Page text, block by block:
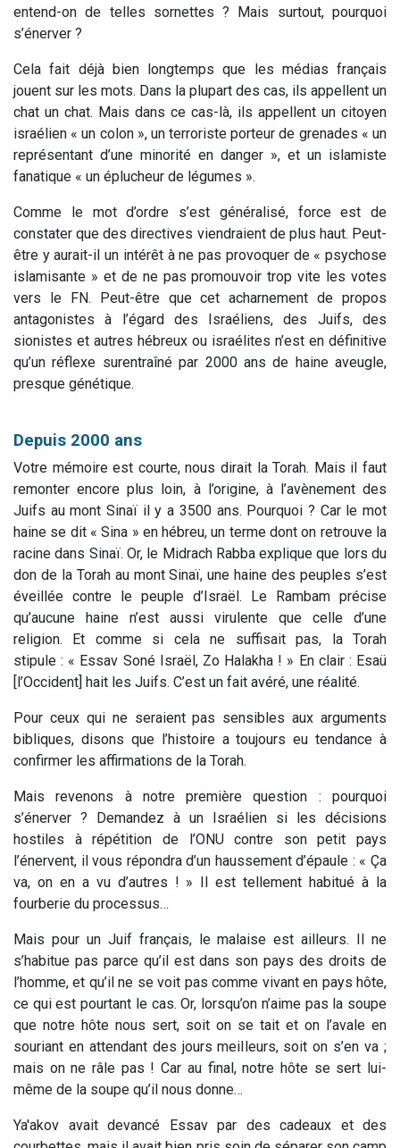
entend-on de telles sornettes ? Mais surtout, pourquoi
s’énerver ?
Cela fait déjà bien longtemps que les médias français
jouent sur les mots. Dans la plupart des cas, ils appellent un
chat un chat. Mais dans ce cas-là, ils appellent un citoyen
israélien « un colon », un terroriste porteur de grenades « un
représentant d’une minorité en danger », et un islamiste
fanatique « un éplucheur de légumes ».
Comme le mot d’ordre s’est généralisé, force est de
constater que des directives viendraient de plus haut. Peut-
être y aurait-il un intérêt à ne pas provoquer de « psychose
islamisante » et de ne pas promouvoir trop vite les votes
vers le FN. Peut-être que cet acharnement de propos
antagonistes à l’égard des Israéliens, des Juifs, des
sionistes et autres hébreux ou israélites n’est en définitive
qu’un réflexe surentraîné par 2000 ans de haine aveugle,
presque génétique.
Depuis 2000 ans
Votre mémoire est courte, nous dirait la Torah. Mais il faut
remonter encore plus loin, à l’origine, à l’avènement des
Juifs au mont Sinaï il y a 3500 ans. Pourquoi ? Car le mot
haine se dit « Sina » en hébreu, un terme dont on retrouve la
racine dans Sinaï. Or, le Midrach Rabba explique que lors du
don de la Torah au mont Sinaï, une haine des peuples s’est
éveillée contre le peuple d’Israël. Le Rambam précise
qu’aucune haine n’est aussi virulente que celle d’une
religion. Et comme si cela ne suffisait pas, la Torah
stipule : « Essav Soné Israël, Zo Halakha ! » En clair : Esaü
[l’Occident] hait les Juifs. C’est un fait avéré, une réalité.
Pour ceux qui ne seraient pas sensibles aux arguments
bibliques, disons que l’histoire a toujours eu tendance à
confirmer les affirmations de la Torah.
Mais revenons à notre première question : pourquoi
s’énerver ? Demandez à un Israélien si les décisions
hostiles à répétition de l’ONU contre son petit pays
l’énervent, il vous répondra d’un haussement d’épaule : « Ça
va, on en a vu d’autres ! » Il est tellement habitué à la
fourberie du processus…
Mais pour un Juif français, le malaise est ailleurs. Il ne
s’habitue pas parce qu’il est dans son pays des droits de
l’homme, et qu’il ne se voit pas comme vivant en pays hôte,
ce qui est pourtant le cas. Or, lorsqu’on n’aime pas la soupe
que notre hôte nous sert, soit on se tait et on l’avale en
souriant en attendant des jours meilleurs, soit on s’en va ;
mais on ne râle pas ! Car au final, notre hôte se sert lui-
même de la soupe qu’il nous donne…
Ya'akov avait devancé Essav par des cadeaux et des